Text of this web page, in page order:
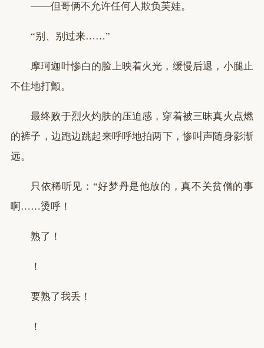
——但哥俩不允许任何人欺负芙娃。
“别、别过来……”
摩珂迦叶惨白的脸上映着火光，缓慢后退，小腿止
不住地打颤。
最终败于烈火灼肤的压迫感，穿着被三昧真火点燃
的裤子，边跑边跳起来呼呼地拍两下，惨叫声随身影渐
远。
只依稀听见：“好梦丹是他放的，真不关贫僧的事
啊……烫呼！
熟了！
！
要熟了我丢！
！